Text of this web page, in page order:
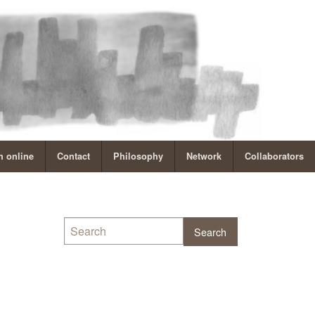
online Contact Philosophy Network Collaborators